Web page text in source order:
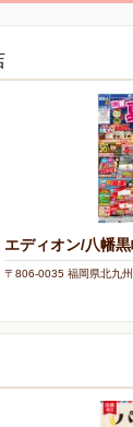
エディオン/八幡
〒806-0035 福岡県北九